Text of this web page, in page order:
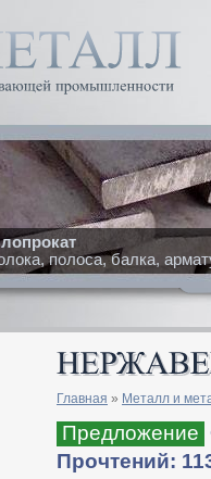
полоса, балка,
Главная » Металл и
Предложение
Прочтений: